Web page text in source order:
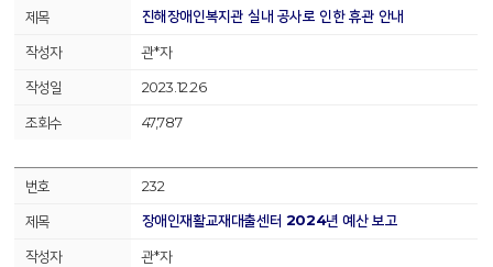
진해장애인복지관 실내 공사로 인한 휴관 안내
관*자
2023.12.26
47,787
232
장애인재활교재대출센터 2024년 예산 보고
관*자